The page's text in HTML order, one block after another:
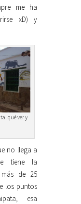
me ha
xD) y
qué ver y
no llega a
tiene la
de 25
los puntos
esa